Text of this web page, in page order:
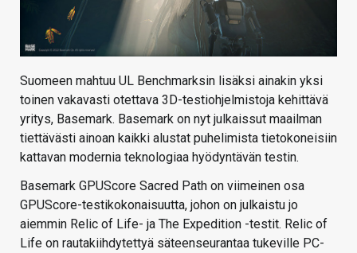
Suomeen mahtuu UL Benchmarksin lisäksi ainakin yksi
toinen vakavasti otettava 3D-testiohjelmistoja kehittävä
yritys, Basemark. Basemark on nyt julkaissut maailman
tiettävästi ainoan kaikki alustat puhelimista tietokoneisiin
kattavan modernia teknologiaa hyödyntävän testin.
Basemark GPUScore Sacred Path on viimeinen osa
GPUScore-testikokonaisuutta, johon on julkaistu jo
aiemmin Relic of Life- ja The Expedition -testit. Relic of
Life on rautakiihdytettyä säteenseurantaa tukeville PC-